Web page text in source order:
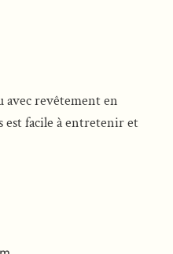
avec revêtement en
est facile à entretenir et